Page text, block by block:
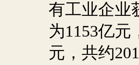
有工业企业
为1153亿元
元，共约